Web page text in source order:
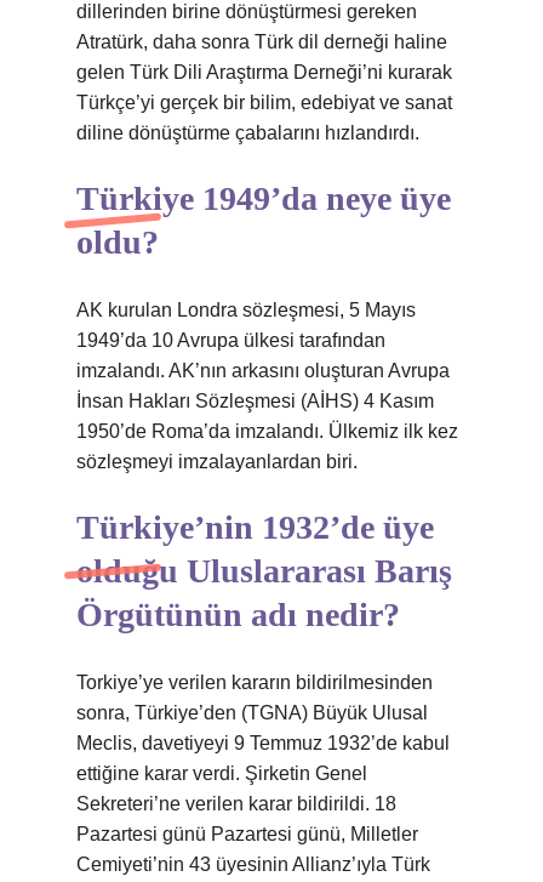
dillerinden birine dönüştürmesi gereken
Atratürk, daha sonra Türk dil derneği haline
gelen Türk Dili Araştırma Derneği’ni kurarak
Türkçe’yi gerçek bir bilim, edebiyat ve sanat
diline dönüştürme çabalarını hızlandırdı.
Türkiye 1949’da neye üye
oldu?
AK kurulan Londra sözleşmesi, 5 Mayıs
1949’da 10 Avrupa ülkesi tarafından
imzalandı. AK’nın arkasını oluşturan Avrupa
İnsan Hakları Sözleşmesi (AİHS) 4 Kasım
1950’de Roma’da imzalandı. Ülkemiz ilk kez
sözleşmeyi imzalayanlardan biri.
Türkiye’nin 1932’de üye
olduğu Uluslararası Barış
Örgütünün adı nedir?
Torkiye’ye verilen kararın bildirilmesinden
sonra, Türkiye’den (TGNA) Büyük Ulusal
Meclis, davetiyeyi 9 Temmuz 1932’de kabul
ettiğine karar verdi. Şirketin Genel
Sekreteri’ne verilen karar bildirildi. 18
Pazartesi günü Pazartesi günü, Milletler
Cemiyeti’nin 43 üyesinin Allianz’ıyla Türk